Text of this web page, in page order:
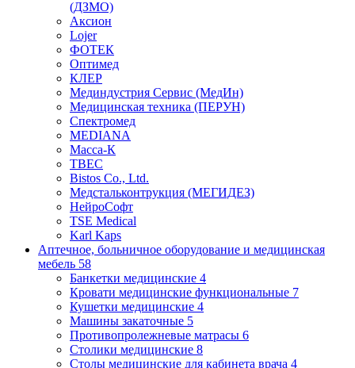
(ДЗМО)
Аксион
Lojer
ФОТЕК
Оптимед
КЛЕР
Мединдустрия Сервис (МедИн)
Медицинская техника (ПЕРУН)
Спектромед
MEDIANA
Масса-К
ТВЕС
Bistos Co., Ltd.
Медстальконтрукция (МЕГИДЕЗ)
НейроСофт
TSE Medical
Karl Kaps
Аптечное, больничное оборудование и медицинская
мебель 58
Банкетки медицинские 4
Кровати медицинские функциональные 7
Кушетки медицинские 4
Машины закаточные 5
Противопролежневые матрасы 6
Столики медицинские 8
Столы медицинские для кабинета врача 4